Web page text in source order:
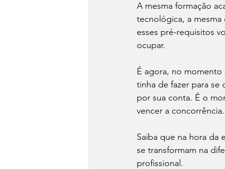
A mesma formação
tecnológica, a mesma
esses pré-requisitos
ocupar.
É agora, no
tinha de fazer para se
por sua conta. É o
vencer a concorrência.
Saiba que na hora da
se transformam na
profissional.